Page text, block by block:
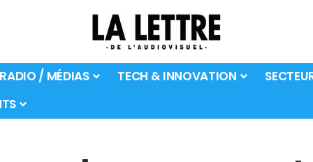
/ MÉDIAS TECH & INNOVATION